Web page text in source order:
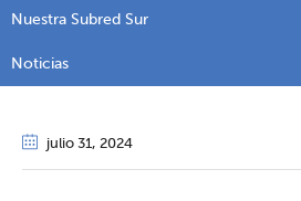
Nuestra Subred Sur
Noticias
julio 31, 2024